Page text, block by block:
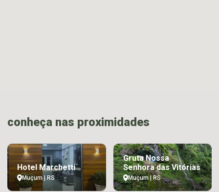
conheça nas proximidades
Hotel Marchetti
Muçum | RS
Gruta Nossa
Senhora das Vitórias
Muçum | RS